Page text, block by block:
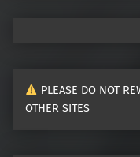
PLEASE DO NOT
OTHER SITES